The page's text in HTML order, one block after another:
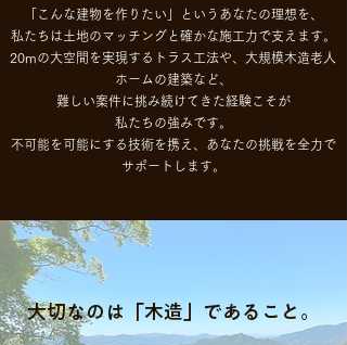
「こんな建物を作りたい」というあなたの理想を、
私たちは土地のマッチングと確かな施工力で支えます。
20mの大空間を実現するトラス工法や、大規模木造老人
ホームの建築など、
難しい案件に挑み続けてきた経験こそが
私たちの強みです。
不可能を可能にする技術を携え、あなたの挑戦を全力で
サポートします。
大切なのは「木造」であること。